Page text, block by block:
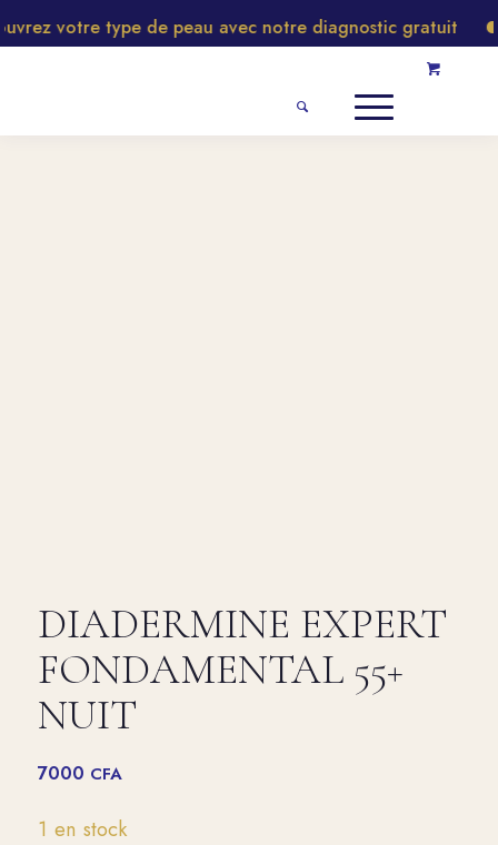
votre type de peau avec notre diagnostic gratuit
DIADERMINE EXPERT
FONDAMENTAL 55+
NUIT
7000 CFA
1 en stock